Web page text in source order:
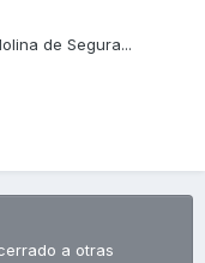
de Segura...
a otras